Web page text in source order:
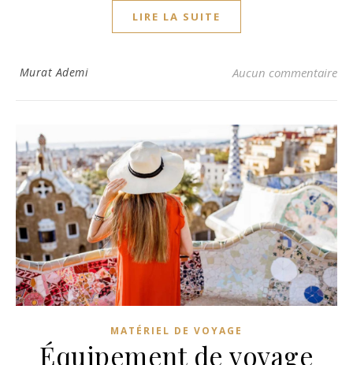
LIRE LA SUITE
Murat Ademi Aucun commentaire
MATÉRIEL DE VOYAGE
Équipement de voyage